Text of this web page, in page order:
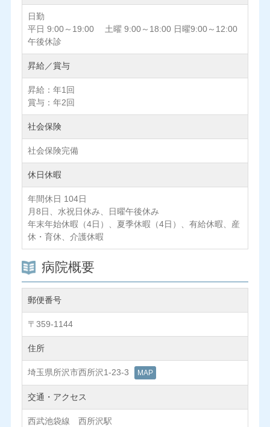
日勤
平日 9:00～19:00 土曜 9:00～18:00 日曜9:00～12:00
午後休診
昇給／賞与
昇給：年1回
賞与：年2回
社会保険
社会保険完備
休日休暇
年間休日 104日
月8日、水祝日休み、日曜午後休み
年末年始休暇（4日）、夏季休暇（4日）、有給休暇、産
休・育休、介護休暇
病院概要
郵便番号
〒359-1144
住所
埼玉県所沢市西所沢1-23-3 MAP
交通・アクセス
西武池袋線 西所沢駅